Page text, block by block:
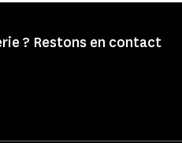
? Restons en contact